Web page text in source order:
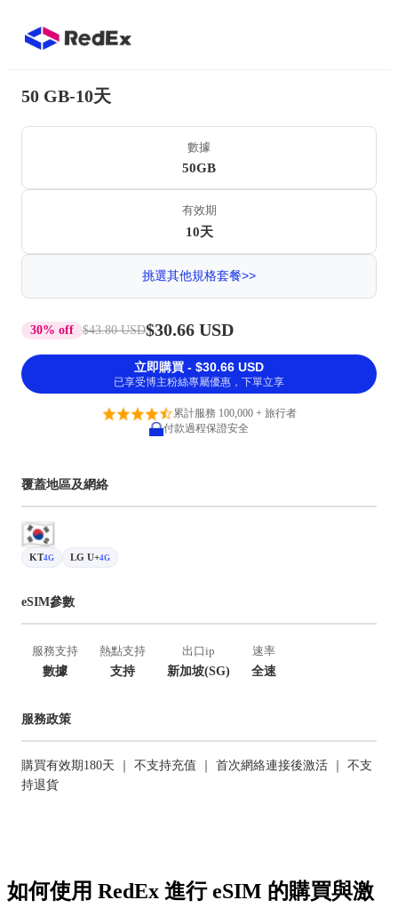
50 GB-10天
數據
50GB
有效期
10天
挑選其他規格套餐>>
30% off $43.80 USD$30.66 USD
立即購買 - $30.66 USD
已享受博主粉絲專屬優惠，下單立享
累計服務 100,000 + 旅行者
付款過程保證安全
覆蓋地區及網絡
KT4G LG U+4G
eSIM參數
服務支持
數據
熱點支持
支持
出口ip
新加坡(SG)
速率
全速
服務政策
購買有效期180天 ｜ 不支持充值 ｜ 首次網絡連接後激活 ｜ 不支
持退貨
如何使用 RedEx 進行 eSIM 的購買與激